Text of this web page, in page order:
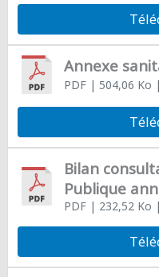
Annexe
PDF| 504,06 Ko
Bilan
Publique
PDF| 232,52 Ko